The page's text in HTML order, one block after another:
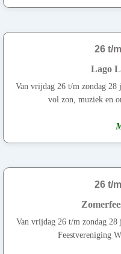
26 t/
Lago
Van vrijdag 26 t/m zondag 28
vol zon, muziek en
26 t/
Van vrijdag 26 t/m zondag
Feestvereniging